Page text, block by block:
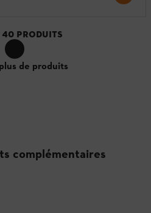
40 PRODUITS
de produits
complémentaires